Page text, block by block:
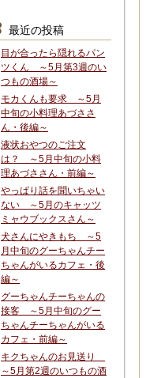
最近の投稿
目が合ったら隠れるパン
ツくん ～5月第3週のい
つもの酒場～
モカくんも要求 ～5月
中旬の小料理あづささ
ん・後編～
液状おやつのご注文
は？ ～5月中旬の小料
理あづささん・前編～
やっぱり話を聞いちゃい
ない ～5月のキャッツ
ミャウブックスさん～
犬さんにやきもち ～5
月中旬のグーちゃんチー
ちゃんがいるカフェ・後
編～
グーちゃんチーちゃんの
接客 ～5月中旬のグー
ちゃんチーちゃんがいる
カフェ・前編～
キクちゃんのお見送り
～5月第2週のいつもの酒